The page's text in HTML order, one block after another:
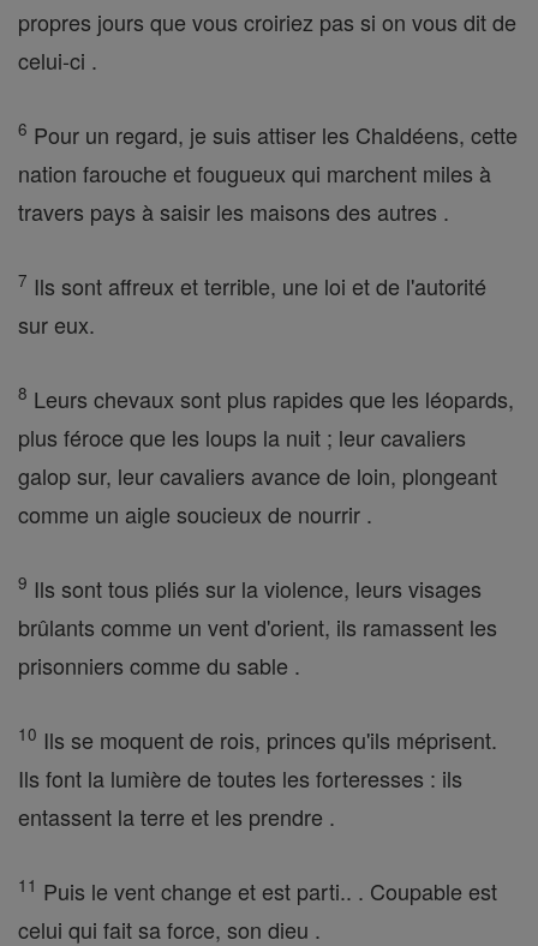
propres jours que vous croiriez pas si on vous dit de
celui-ci .
6 Pour un regard, je suis attiser les Chaldéens, cette
nation farouche et fougueux qui marchent miles à
travers pays à saisir les maisons des autres .
7 Ils sont affreux et terrible, une loi et de l'autorité
sur eux.
8 Leurs chevaux sont plus rapides que les léopards,
plus féroce que les loups la nuit ; leur cavaliers
galop sur, leur cavaliers avance de loin, plongeant
comme un aigle soucieux de nourrir .
9 Ils sont tous pliés sur la violence, leurs visages
brûlants comme un vent d'orient, ils ramassent les
prisonniers comme du sable .
10 Ils se moquent de rois, princes qu'ils méprisent.
Ils font la lumière de toutes les forteresses : ils
entassent la terre et les prendre .
11 Puis le vent change et est parti.. . Coupable est
celui qui fait sa force, son dieu .